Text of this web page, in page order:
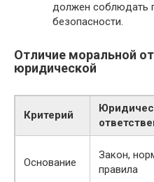
должен соблюдать
безопасности.
Отличие моральной
юридической
Критерий
Основание
Закон,
правила